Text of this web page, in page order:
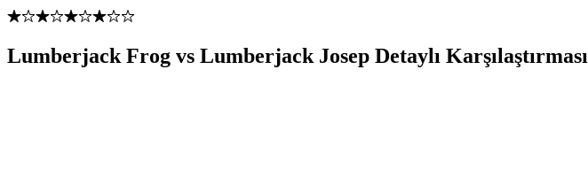
Lumberjack Frog vs Lumberjack Josep Detaylı Karşılaştırması